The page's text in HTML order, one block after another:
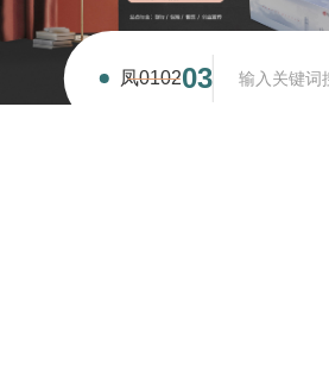
凤01 02 03